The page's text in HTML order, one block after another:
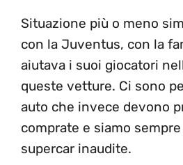
Situazione più o meno
con la Juventus, con la
aiutava i suoi giocatori
queste vetture. Ci sono
auto che invece devono
comprate e siamo
supercar inaudite.